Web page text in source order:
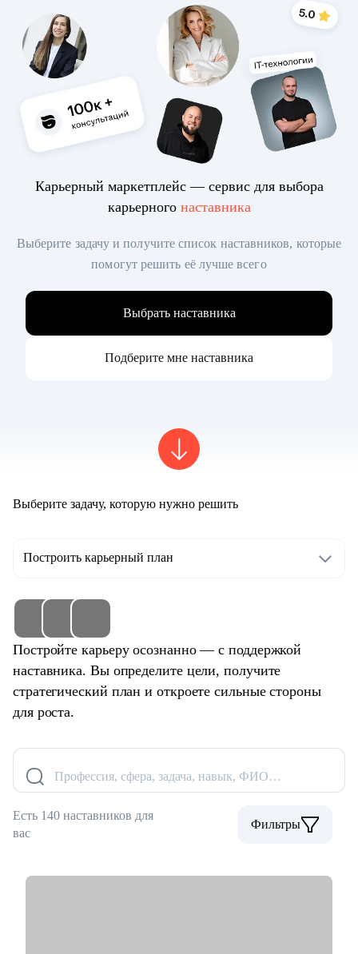
Карьерный маркетплейс — сервис для выбора
карьерного наставника
Выберите задачу и получите список наставников, которые
помогут решить её лучше всего
Выбрать наставника
Подберите мне наставника
Выберите задачу, которую нужно решить
Построить карьерный план
Постройте карьеру осознанно — с поддержкой
наставника. Вы определите цели, получите
стратегический план и откроете сильные стороны
для роста.
Профессия, сфера, задача, навык, ФИО…
Есть 140 наставников для
вас
Фильтры